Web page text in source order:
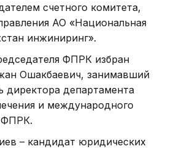
счетного комитета,
АО «Национальная
инжиниринг».
ФПРК избран
Ошакбаевич, занимавший
директора департамента
и международного
ФПРК.
– кандидат юридических